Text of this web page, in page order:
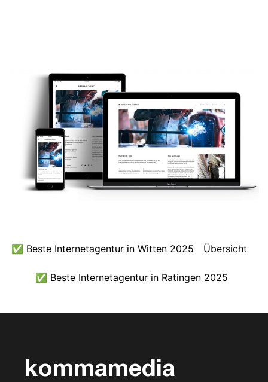
✅ Beste Internetagentur in Witten 2025 Übersicht
✅ Beste Internetagentur in Ratingen 2025
kommamedia